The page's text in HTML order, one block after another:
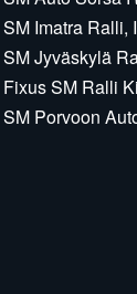
Imatra Ralli,
Jyväskylä
SM Ralli
Porvoon